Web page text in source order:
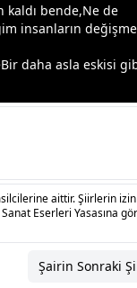
kaldı bende,Ne de
insanların
daha asla eskisi
aittir. Şiirlerin izin
Eserleri Yasasına
Şairin Sonraki